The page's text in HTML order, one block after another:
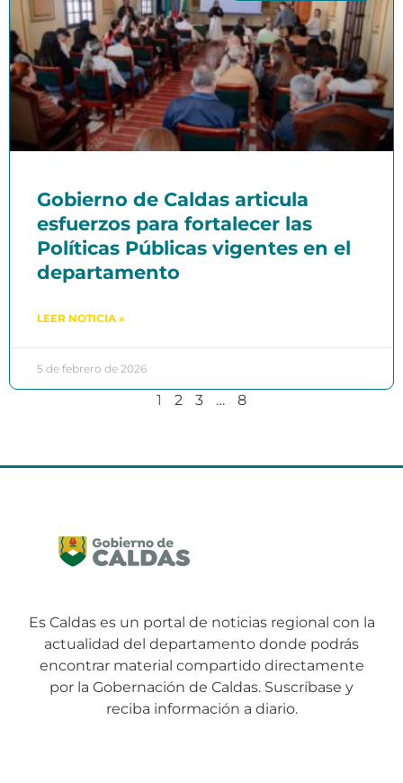
Gobierno de Caldas articula
esfuerzos para fortalecer las
Políticas Públicas vigentes en el
departamento
LEER NOTICIA »
5 de febrero de 2026
1 2 3 … 8
Es Caldas es un portal de noticias regional con la
actualidad del departamento donde podrás
encontrar material compartido directamente
por la Gobernación de Caldas. Suscríbase y
reciba información a diario.